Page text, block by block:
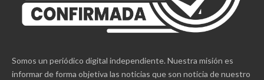
Somos un periódico digital independiente. Nuestra misión es
informar de forma objetiva las noticias que son noticia de nuestro